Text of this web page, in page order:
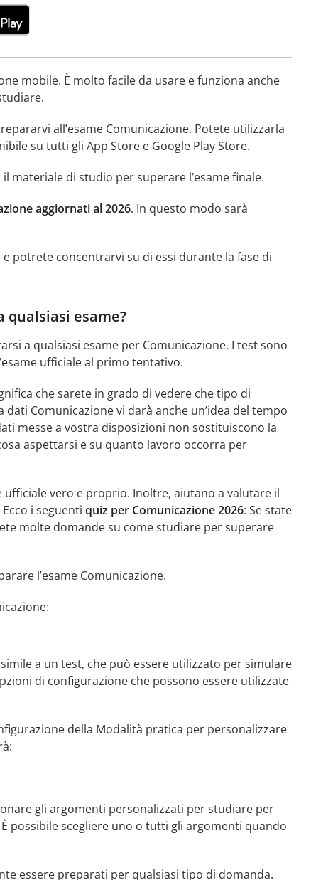
mobile. È molto facile da usare e funziona anche
all’esame Comunicazione. Potete utilizzarla
su tutti gli App Store e Google Play Store.
materiale di studio per superare l’esame finale.
aggiornati al 2026. In questo modo sarà
potrete concentrarvi su di essi durante la fase di
qualsiasi esame?
a qualsiasi esame per Comunicazione. I test sono
ufficiale al primo tentativo.
che sarete in grado di vedere che tipo di
Comunicazione vi darà anche un’idea del tempo
messe a vostra disposizioni non sostituiscono la
aspettarsi e su quanto lavoro occorra per
vero e proprio. Inoltre, aiutano a valutare il
i seguenti quiz per Comunicazione 2026: Se state
molte domande su come studiare per superare
l’esame Comunicazione.
a un test, che può essere utilizzato per simulare
di configurazione che possono essere utilizzate
della Modalità pratica per personalizzare
gli argomenti personalizzati per studiare per
possibile scegliere uno o tutti gli argomenti quando
essere preparati per qualsiasi tipo di domanda.